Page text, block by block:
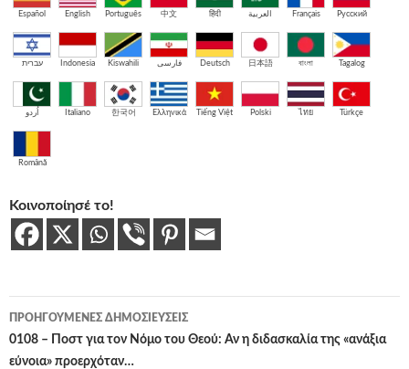
Español English Português 中文 हिंदी العربية Français Русский
עברית Indonesia Kiswahili فارسی Deutsch 日本語 বাংলা Tagalog
اُردو Italiano 한국어 Ελληνικά Tiếng Việt Polski ไทย Türkçe
Română
Κοινοποίησέ το!
Πλοήγηση
άρθρων
ΠΡΟΗΓΟΎΜΕΝΕΣ ΔΗΜΟΣΙΕΎΣΕΙΣ
0108 – Ποστ για τον Νόμο του Θεού: Αν η διδασκαλία της «ανάξια
εύνοια» προερχόταν…